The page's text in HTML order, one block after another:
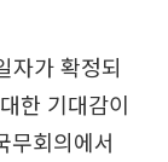
자가 확정되
한 기대감이
무회의에서